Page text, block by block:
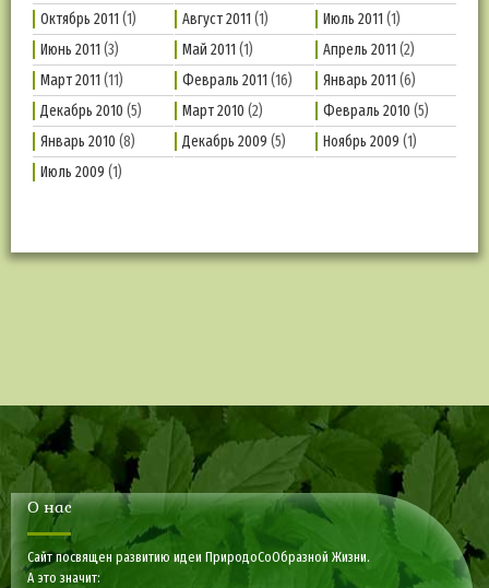
Октябрь 2011 (1) Август 2011 (1) Июль 2011 (1)
Июнь 2011 (3) Май 2011 (1) Апрель 2011 (2)
Март 2011 (11) Февраль 2011 (16) Январь 2011 (6)
Декабрь 2010 (5) Март 2010 (2) Февраль 2010 (5)
Январь 2010 (8) Декабрь 2009 (5) Ноябрь 2009 (1)
Июль 2009 (1)
О нас
Сайт посвящен развитию идеи ПриродоСоОбразной Жизни.
А это значит: